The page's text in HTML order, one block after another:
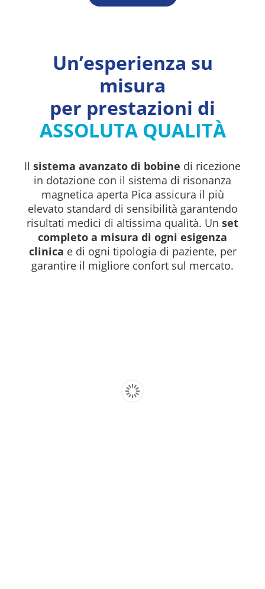
Un’esperienza su
misura
per prestazioni di
ASSOLUTA QUALITÀ
Il sistema avanzato di bobine di ricezione
in dotazione con il sistema di risonanza
magnetica aperta Pica assicura il più
elevato standard di sensibilità garantendo
risultati medici di altissima qualità. Un set
completo a misura di ogni esigenza
clinica e di ogni tipologia di paziente, per
garantire il migliore confort sul mercato.